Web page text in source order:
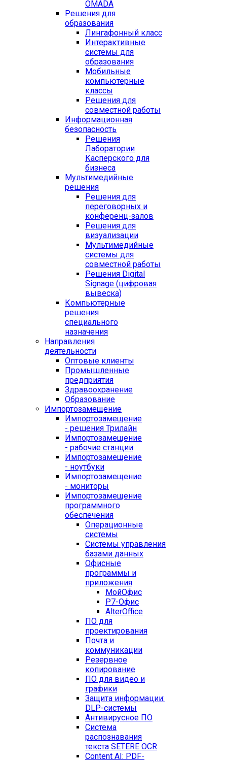
OMADA
Решения для
образования
Лингафонный класс
Интерактивные
системы для
образования
Мобильные
компьютерные
классы
Решения для
совместной работы
Информационная
безопасность
Решения
Лаборатории
Касперского для
бизнеса
Мультимедийные
решения
Решения для
переговорных и
конференц-залов
Решения для
визуализации
Мультимедийные
системы для
совместной работы
Решения Digital
Signage (цифровая
вывеска)
Компьютерные
решения
специального
назначения
Направления
деятельности
Оптовые клиенты
Промышленные
предприятия
Здравоохранение
Образование
Импортозамещение
Импортозамещение
- решения Трилайн
Импортозамещение
- рабочие станции
Импортозамещение
- ноутбуки
Импортозамещение
- мониторы
Импортозамещение
программного
обеспечения
Операционные
системы
Системы управления
базами данных
Офисные
программы и
приложения
МойОфис
Р7-Офис
AlterOffice
ПО для
проектирования
Почта и
коммуникации
Резервное
копирование
ПО для видео и
графики
Защита информации:
DLP-системы
Антивирусное ПО
Система
распознавания
текста SETERE OCR
Content AI: PDF-